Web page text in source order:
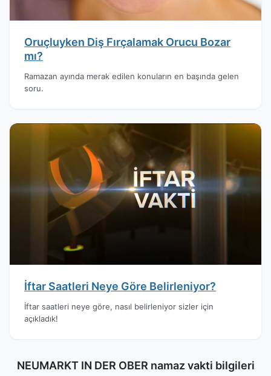
Oruçluyken Diş Fırçalamak Orucu Bozar
mı?
Ramazan ayında merak edilen konuların en başında gelen
soru.
İftar Saatleri Neye Göre Belirleniyor?
İftar saatleri neye göre, nasıl belirleniyor sizler için
açıkladık!
NEUMARKT IN DER OBER namaz vakti bilgileri